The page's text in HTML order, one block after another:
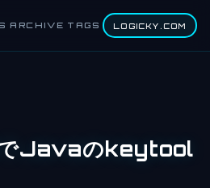
ARCHIVE TAGS LOGICKY.COM
Javaのkeytool